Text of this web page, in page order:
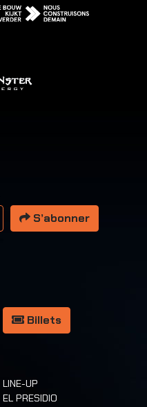
S’abonner
Billets
LINE-UP
EL PRESIDIO